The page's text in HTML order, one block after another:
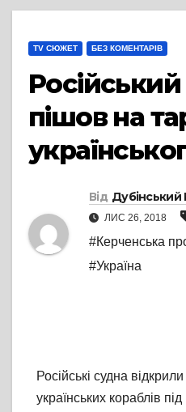
TV СЮЖЕТ БЕЗ КОМЕНТАРІВ
пішов на
Від
ЛИС 26, 2018
#Керченська
#Україна
Російські судна
українських кораблів